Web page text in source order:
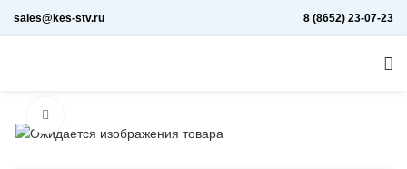
sales@kes-stv.ru 8 (8652) 23-07-23